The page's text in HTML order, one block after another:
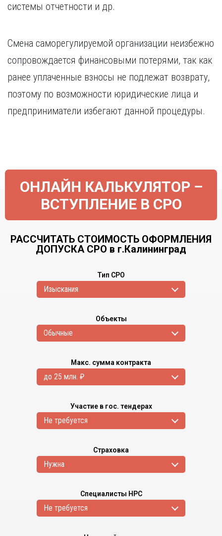
системы отчетности и др.
Смена саморегулируемой организации неизбежно
сопровождается финансовыми потерями, так как
ранее уплаченные взносы не подлежат возврату,
поэтому по возможности юридические лица и
предприниматели избегают данной процедуры.
ОНЛАЙН КАЛЬКУЛЯТОР –
ВСТУПЛЕНИЕ В СРО
РАССЧИТАТЬ СТОИМОСТЬ ОФОРМЛЕНИЯ
ДОПУСКА СРО в г.Калининград
Тип СРО
Изыскания
Объекты
Обычные
Макс. сумма контракта
до 25 млн. ₽
Участие в гос. тендерах
Не требуется
Страховка
Нужна
Специалисты НРС
Не требуется